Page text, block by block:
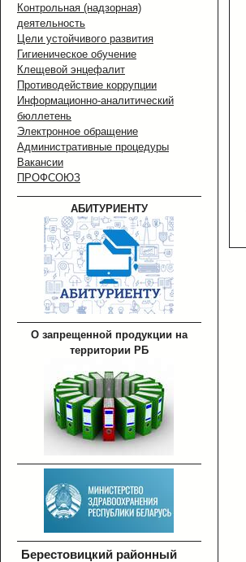
Контрольная (надзорная)
деятельность
Цели устойчивого развития
Гигиеническое обучение
Клещевой энцефалит
Противодействие коррупции
Информационно-аналитический
бюллетень
Электронное обращение
Административные процедуры
Вакансии
ПРОФСОЮЗ
АБИТУРИЕНТУ
О запрещенной продукции на
территории РБ
Берестовицкий районный